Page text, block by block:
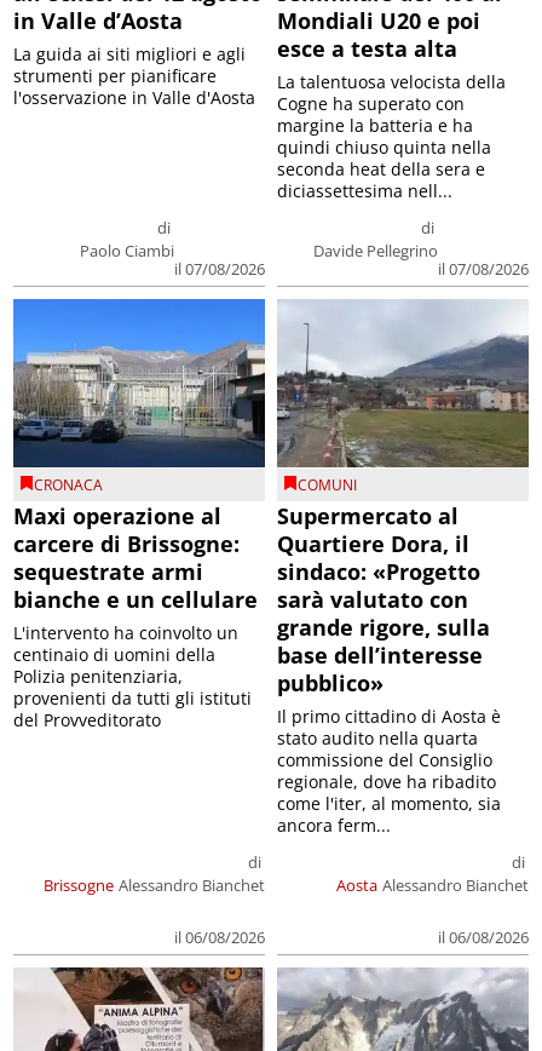
in Valle d’Aosta
di
Paolo Ciambi
il 07/08/2026
La guida ai siti migliori e agli
strumenti per pianificare
l'osservazione in Valle d'Aosta
Mondiali U20 e poi
esce a testa alta
di
Davide Pellegrino
il 07/08/2026
La talentuosa velocista della
Cogne ha superato con
margine la batteria e ha
quindi chiuso quinta nella
seconda heat della sera e
diciassettesima nell...
CRONACA
Maxi operazione al
carcere di Brissogne:
sequestrate armi
bianche e un cellulare
Brissogne
di
Alessandro Bianchet
il 06/08/2026
L'intervento ha coinvolto un
centinaio di uomini della
Polizia penitenziaria,
provenienti da tutti gli istituti
del Provveditorato
COMUNI
Supermercato al
Quartiere Dora, il
sindaco: «Progetto
sarà valutato con
grande rigore, sulla
base dell’interesse
pubblico»
Aosta
di
Alessandro Bianchet
il 06/08/2026
Il primo cittadino di Aosta è
stato audito nella quarta
commissione del Consiglio
regionale, dove ha ribadito
come l'iter, al momento, sia
ancora ferm...